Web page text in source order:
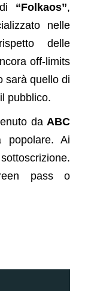
“Folkaos”,
nelle
delle
off-limits
sarà quello di
pubblico.
da ABC
popolare. Ai
pass o